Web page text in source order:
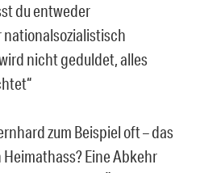
du entweder
nicht geduldet, alles
zum Beispiel oft – das
Eine Abkehr